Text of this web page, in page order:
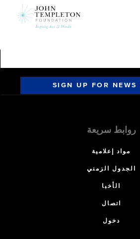
SIGN UP FOR NEWS
روابط سريعة
مواد إعلامية
الجدول الزمني
الأخبا
اتصال
دخول